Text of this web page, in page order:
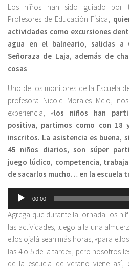
Los niños han sido guiado por
Profesores de Educación Física,
actividades como excursiones
agua en el balneario, salidas a
Señoraza de Laja, además de
cosas
Uno de los monitores de la Escuela
profesora Nicole Morales Melo,
experiencia, «los niños han
positiva, partimos como con 18
inscritos. La asistencia es buena,
45 niños diarios, son súper
juego lúdico, competencia,
de sacarlos mucho… en la escuela
Reproductor
audio
00:00
Agrega que durante la jornada los
las actividades, luego a la una
ellos ojalá sean más horas, «para
las 4 o 5 de la tarde», pero nosotros
de la escuela de verano viene así,